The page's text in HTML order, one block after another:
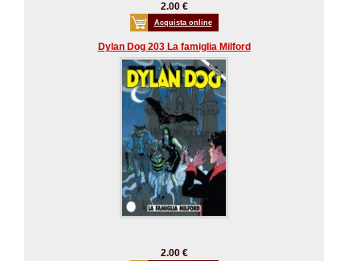
2.00 €
Acquista online
Dylan Dog 203 La famiglia Milford
2.00 €